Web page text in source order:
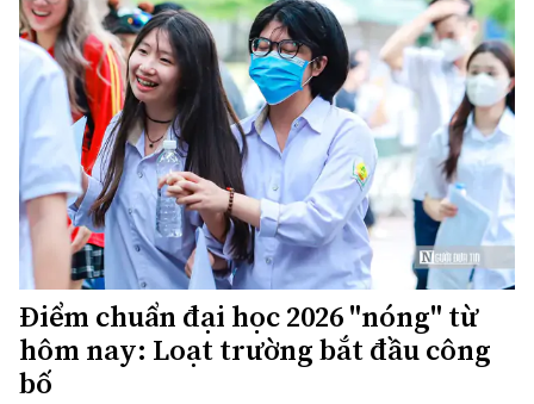
Điểm chuẩn đại học 2026 "nóng" từ
hôm nay: Loạt trường bắt đầu công
bố